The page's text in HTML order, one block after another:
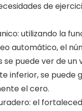
de
utilizando la
automático, el
puede ver de un
inferior, se puede
el cero.
el